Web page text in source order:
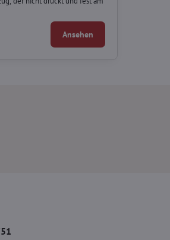
Ansehen